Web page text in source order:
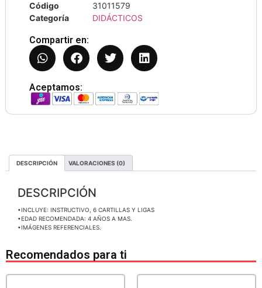
Código
31011579
Categoría
DIDÁCTICOS
Compartir en:
Aceptamos:
DESCRIPCIÓN VALORACIONES (0)
DESCRIPCIÓN
•INCLUYE: INSTRUCTIVO, 6 CARTILLAS Y LIGAS
•EDAD RECOMENDADA: 4 AÑOS A MAS.
•IMÁGENES REFERENCIALES.
Recomendados para ti